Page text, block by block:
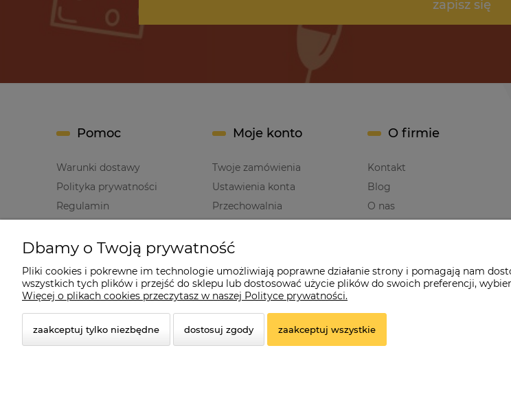
zapisz się
Pomoc
Warunki dostawy
Polityka prywatności
Regulamin
Moje konto
Twoje zamówienia
Ustawienia konta
Przechowalnia
O firmie
Kontakt
Blog
O nas
Czerwona Dynia |ul. Konarskiego 9a| 66-200
Dbamy o Twoją prywatność
Pliki cookies i pokrewne im technologie umożliwiają poprawne działanie strony i pomagają nam
wszystkich tych plików i przejść do sklepu lub dostosować użycie plików do swoich preferencji,
Więcej o plikach cookies przeczytasz w naszej Polityce prywatności.
zaakceptuj tylko niezbędne dostosuj zgody zaakceptuj wszystkie